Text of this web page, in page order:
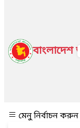
বাংলাদেশ
মেনু নির্বাচন করুন